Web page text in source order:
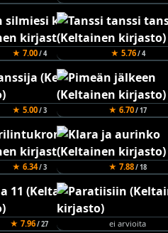
★ 7.00/ 4 ★ 5.76/ 4
★ 5.00/ 3 ★ 6.70/ 17
★ 6.34/ 3 ★ 7.88/ 18
★ 7.96/ 27 ei arvioita